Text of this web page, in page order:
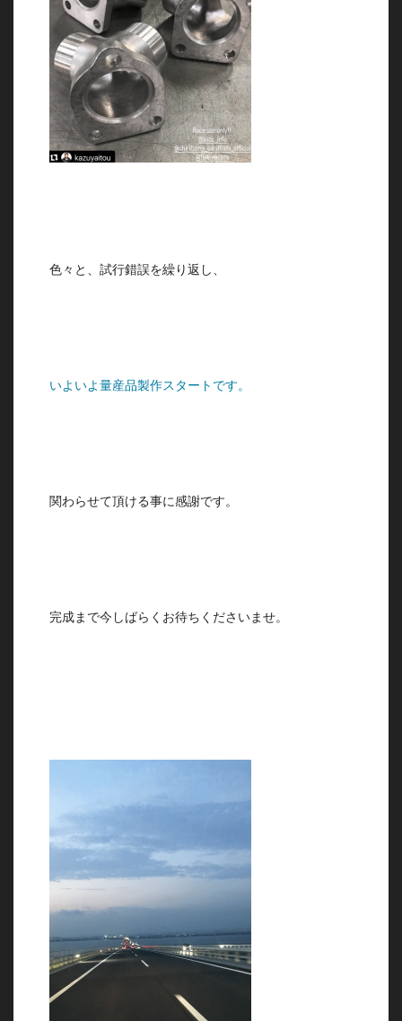
色々と、試行錯誤を繰り返し、
いよいよ量産品製作スタートです。
関わらせて頂ける事に感謝です。
完成まで今しばらくお待ちくださいませ。